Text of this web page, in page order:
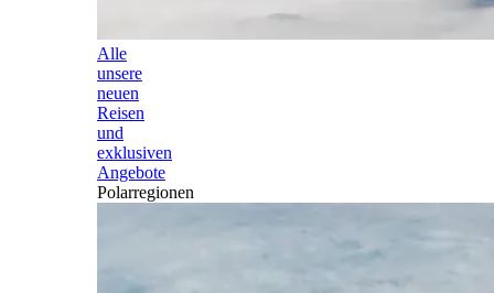
Alle
unsere
neuen
Reisen
und
exklusiven
Angebote
Polarregionen